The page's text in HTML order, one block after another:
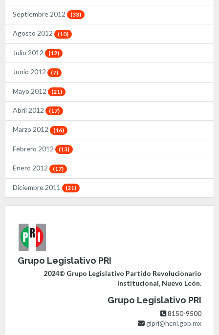
Septiembre 2012 (33)
Agosto 2012 (10)
Julio 2012 (12)
Junio 2012 (7)
Mayo 2012 (21)
Abril 2012 (17)
Marzo 2012 (16)
Febrero 2012 (13)
Enero 2012 (17)
Diciembre 2011 (21)
Grupo Legislativo PRI
2024© Grupo Legislativo Partido Revolucionario
Institucional, Nuevo León.
Grupo Legislativo PRI
8150-9500
glpri@hcnl.gob.mx